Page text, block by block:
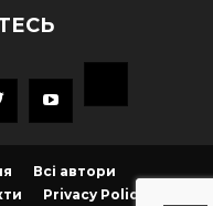
Всі автори
Privacy Policy